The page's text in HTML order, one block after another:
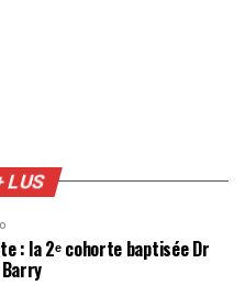
LUS
: la 2ᵉ cohorte baptisée Dr